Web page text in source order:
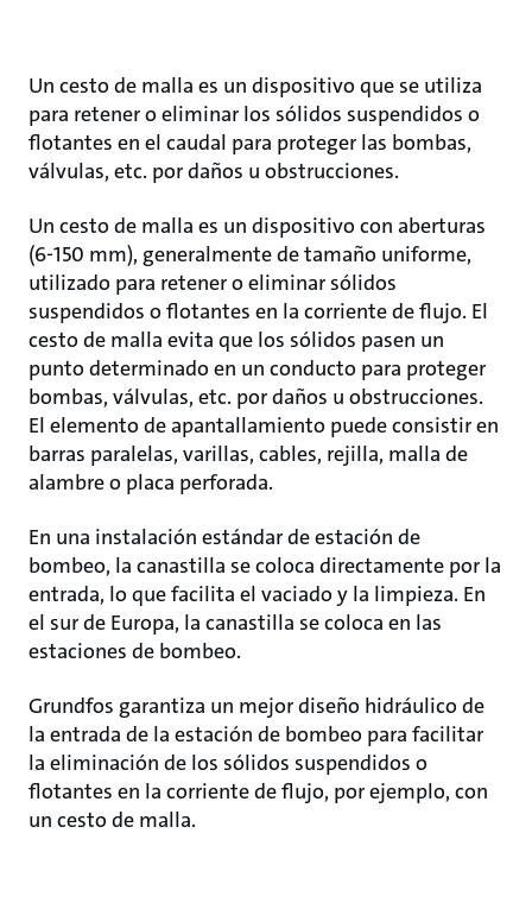
Un cesto de malla es un dispositivo que se utiliza
para retener o eliminar los sólidos suspendidos o
flotantes en el caudal para proteger las bombas,
válvulas, etc. por daños u obstrucciones.
Un cesto de malla es un dispositivo con aberturas
(6-150 mm), generalmente de tamaño uniforme,
utilizado para retener o eliminar sólidos
suspendidos o flotantes en la corriente de flujo. El
cesto de malla evita que los sólidos pasen un
punto determinado en un conducto para proteger
bombas, válvulas, etc. por daños u obstrucciones.
El elemento de apantallamiento puede consistir en
barras paralelas, varillas, cables, rejilla, malla de
alambre o placa perforada.
En una instalación estándar de estación de
bombeo, la canastilla se coloca directamente por la
entrada, lo que facilita el vaciado y la limpieza. En
el sur de Europa, la canastilla se coloca en las
estaciones de bombeo.
Grundfos garantiza un mejor diseño hidráulico de
la entrada de la estación de bombeo para facilitar
la eliminación de los sólidos suspendidos o
flotantes en la corriente de flujo, por ejemplo, con
un cesto de malla.